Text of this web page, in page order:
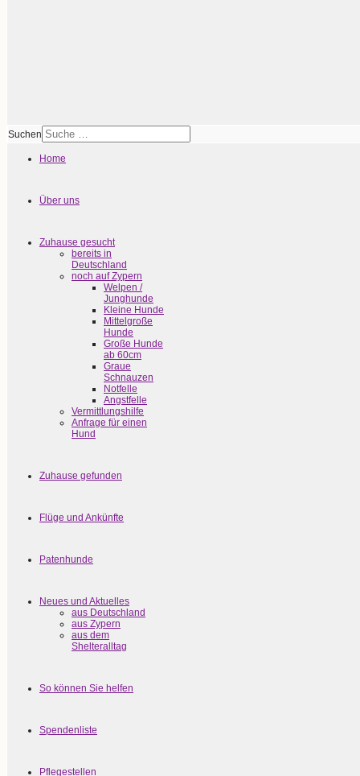
Suchen
Home
Über uns
Zuhause gesucht
bereits in
Deutschland
noch auf Zypern
Welpen /
Junghunde
Kleine Hunde
Mittelgroße
Hunde
Große Hunde
ab 60cm
Graue
Schnauzen
Notfelle
Angstfelle
Vermittlungshilfe
Anfrage für einen
Hund
Zuhause gefunden
Flüge und Ankünfte
Patenhunde
Neues und Aktuelles
aus Deutschland
aus Zypern
aus dem
Shelteralltag
So können Sie helfen
Spendenliste
Pflegestellen